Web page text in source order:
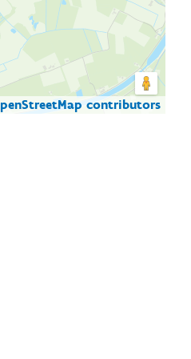
contributors